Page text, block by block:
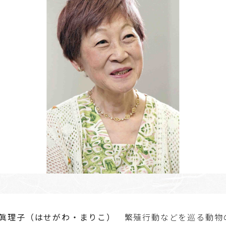
理子（はせがわ・まりこ） 繁殖行動などを巡る動物